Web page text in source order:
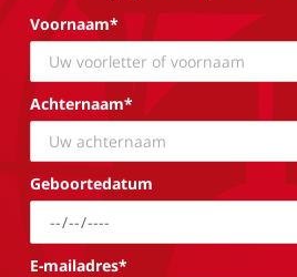
Voornaam*
Achternaam*
Geboortedatum
E-mailadres*